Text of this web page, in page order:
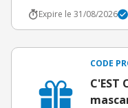
Expire le 31/08/2026
CODE
C'EST